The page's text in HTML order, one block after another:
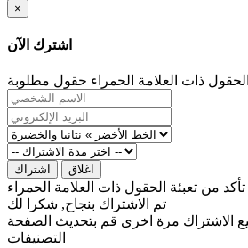
×
اشترك الآن
الحقول ذات العلامة الحمراء حقول مطلوبة
اشتراك اغلاق
تأكد من تعبئة الحقول ذات العلامة الحمراء
تم الاشتراك بنجاح, شكرا لك
الاشتراك مرة اخرى قم بتحديث الصفحة
التصنيفات